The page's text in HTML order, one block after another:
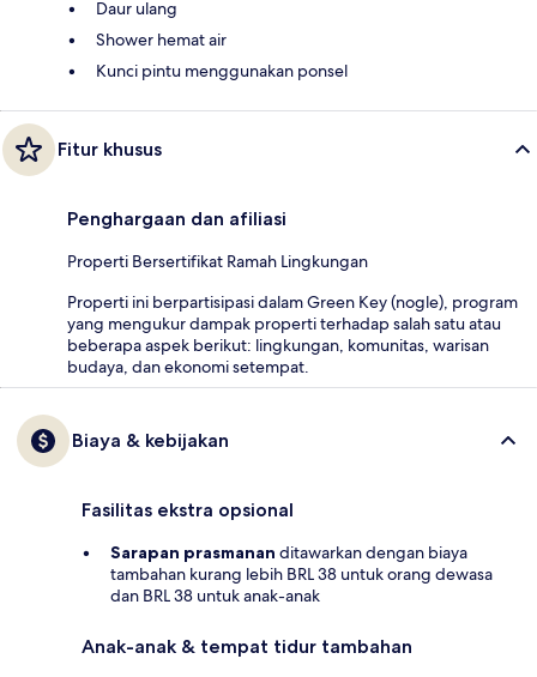
Daur ulang
Shower hemat air
Kunci pintu menggunakan ponsel
Fitur khusus
Penghargaan dan afiliasi
Properti Bersertifikat Ramah Lingkungan
Properti ini berpartisipasi dalam Green Key (nogle), program
yang mengukur dampak properti terhadap salah satu atau
beberapa aspek berikut: lingkungan, komunitas, warisan
budaya, dan ekonomi setempat.
Biaya & kebijakan
Fasilitas ekstra opsional
Sarapan prasmanan ditawarkan dengan biaya
tambahan kurang lebih BRL 38 untuk orang dewasa
dan BRL 38 untuk anak-anak
Anak-anak & tempat tidur tambahan